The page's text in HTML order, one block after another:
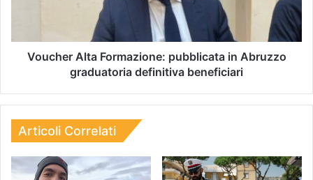
Voucher Alta Formazione: pubblicata in Abruzzo
graduatoria definitiva beneficiari
Articoli Correlati